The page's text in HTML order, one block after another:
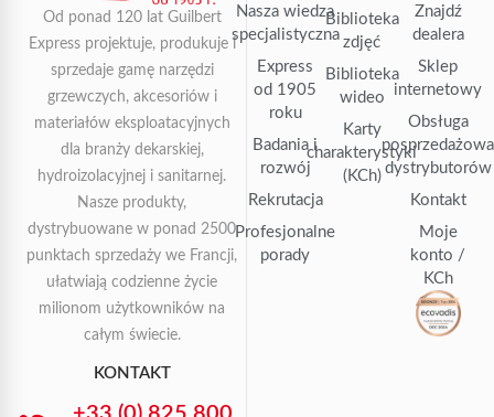
Od ponad 120 lat Guilbert
Express projektuje, produkuje i
sprzedaje gamę narzędzi
grzewczych, akcesoriów i
materiałów eksploatacyjnych
dla branży dekarskiej,
hydroizolacyjnej i sanitarnej.
Nasze produkty,
dystrybuowane w ponad 2500
punktach sprzedaży we Francji,
ułatwiają codzienne życie
milionom użytkowników na
całym świecie.
KONTAKT
Nasza wiedza
specjalistyczna
Express
od 1905
roku
Badania i
rozwój
Rekrutacja
Profesjonalne
porady
Biblioteka
zdjęć
Biblioteka
wideo
Karty
charakterystyki
(KCh)
Znajdź
dealera
Sklep
internetowy
Obsługa
posprzedażowa
dystrybutorów
Kontakt
Moje
konto /
KCh